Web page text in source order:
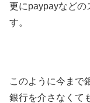
更にpaypayなどの
す。
このように今まで
銀行を介さなくて